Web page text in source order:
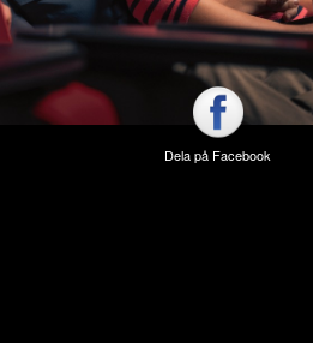
Dela på Facebook